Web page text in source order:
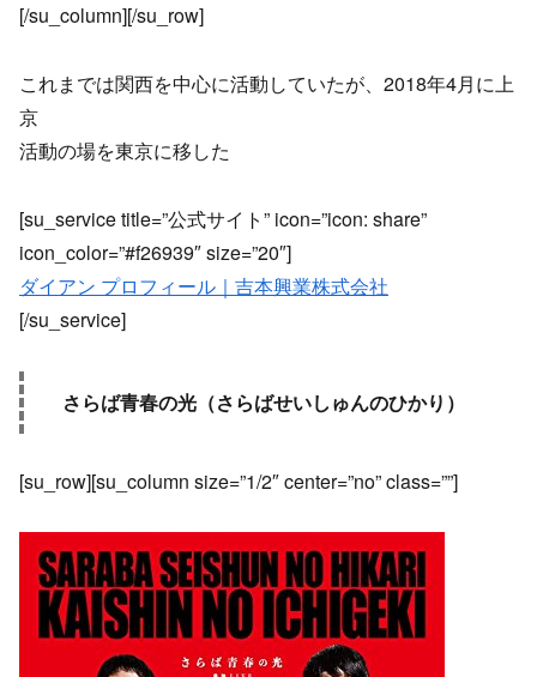
[/su_column][/su_row]
これまでは関西を中心に活動していたが、2018年4月に上
京
活動の場を東京に移した
[su_service title=”公式サイト” icon=”icon: share”
icon_color=”#f26939″ size=”20″]
ダイアン プロフィール｜吉本興業株式会社
[/su_service]
さらば青春の光（さらばせいしゅんのひかり）
[su_row][su_column size=”1/2″ center=”no” class=””]